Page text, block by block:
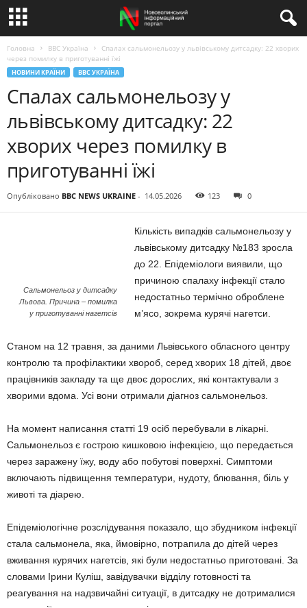
Головна BBC Україна
Спалах сальмонельозу у львівському дитсадку: 22 хворих
через помилку в приготуванні їжі
НОВИНИ КРАЇНИ BBC УКРАЇНА
Спалах сальмонельозу у
львівському дитсадку: 22
хворих через помилку в
приготуванні їжі
Опубліковано BBC NEWS UKRAINE - 14.05.2026 123 0
Сальмонельоз у дитсадку
Львова. Причина – помилка
у приготуванні нагетсів
Кількість випадків сальмонельозу у
львівському дитсадку №183 зросла
до 22. Епідеміологи виявили, що
причиною спалаху інфекції стало
недостатньо термічно оброблене
м’ясо, зокрема курячі нагетси.
Станом на 12 травня, за даними Львівського обласного центру
контролю та профілактики хвороб, серед хворих 18 дітей, двоє
працівників закладу та ще двоє дорослих, які контактували з
хворими вдома. Усі вони отримали діагноз сальмонельоз.
На момент написання статті 19 осіб перебували в лікарні.
Сальмонельоз є гострою кишковою інфекцією, що передається
через заражену їжу, воду або побутові поверхні. Симптоми
включають підвищення температури, нудоту, блювання, біль у
животі та діарею.
Епідеміологічне розслідування показало, що збудником інфекції
стала сальмонела, яка, ймовірно, потрапила до дітей через
вживання курячих нагетсів, які були недостатньо приготовані. За
словами Ірини Куліш, завідувачки відділу готовності та
реагування на надзвичайні ситуації, в дитсадку не дотрималися